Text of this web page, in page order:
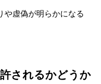
や虚偽が明らかになる
されるかどうか